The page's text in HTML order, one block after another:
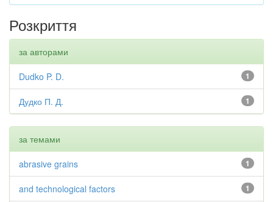
Розкриття
за авторами
1
Dudko P. D.
1
Дудко П. Д.
за темами
1
abrasive grains
1
and technological factors